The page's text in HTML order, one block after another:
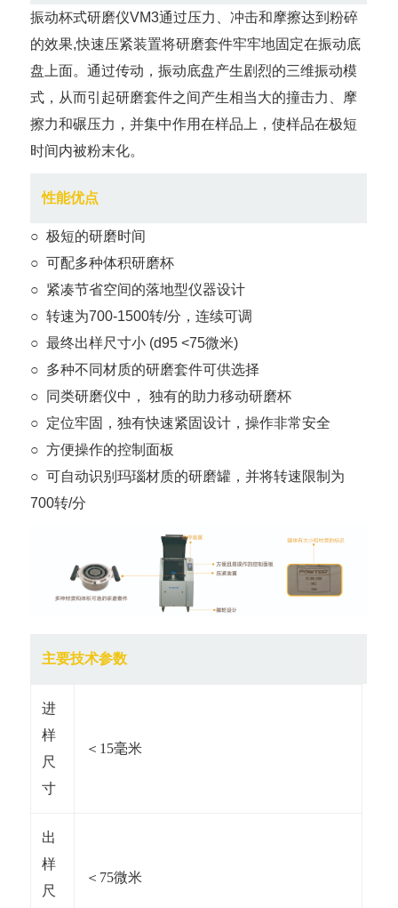
振动杯式研磨仪VM3通过压力、冲击和摩擦达到粉碎
的效果,快速压紧装置将研磨套件牢牢地固定在振动底
盘上面。通过传动，振动底盘产生剧烈的三维振动模
式，从而引起研磨套件之间产生相当大的撞击力、摩
擦力和碾压力，并集中作用在样品上，使样品在极短
时间内被粉末化。
性能优点
○ 极短的研磨时间
○ 可配多种体积研磨杯
○ 紧凑节省空间的落地型仪器设计
○ 转速为700-1500转/分，连续可调
○ 最终出样尺寸小 (d95 <75微米)
○ 多种不同材质的研磨套件可供选择
○ 同类研磨仪中， 独有的助力移动研磨杯
○ 定位牢固，独有快速紧固设计，操作非常安全
○ 方便操作的控制面板
○ 可自动识别玛瑙材质的研磨罐，并将转速限制为
700转/分
主要技术参数
进
样
尺
寸
＜15毫米
出
样
尺
＜75微米